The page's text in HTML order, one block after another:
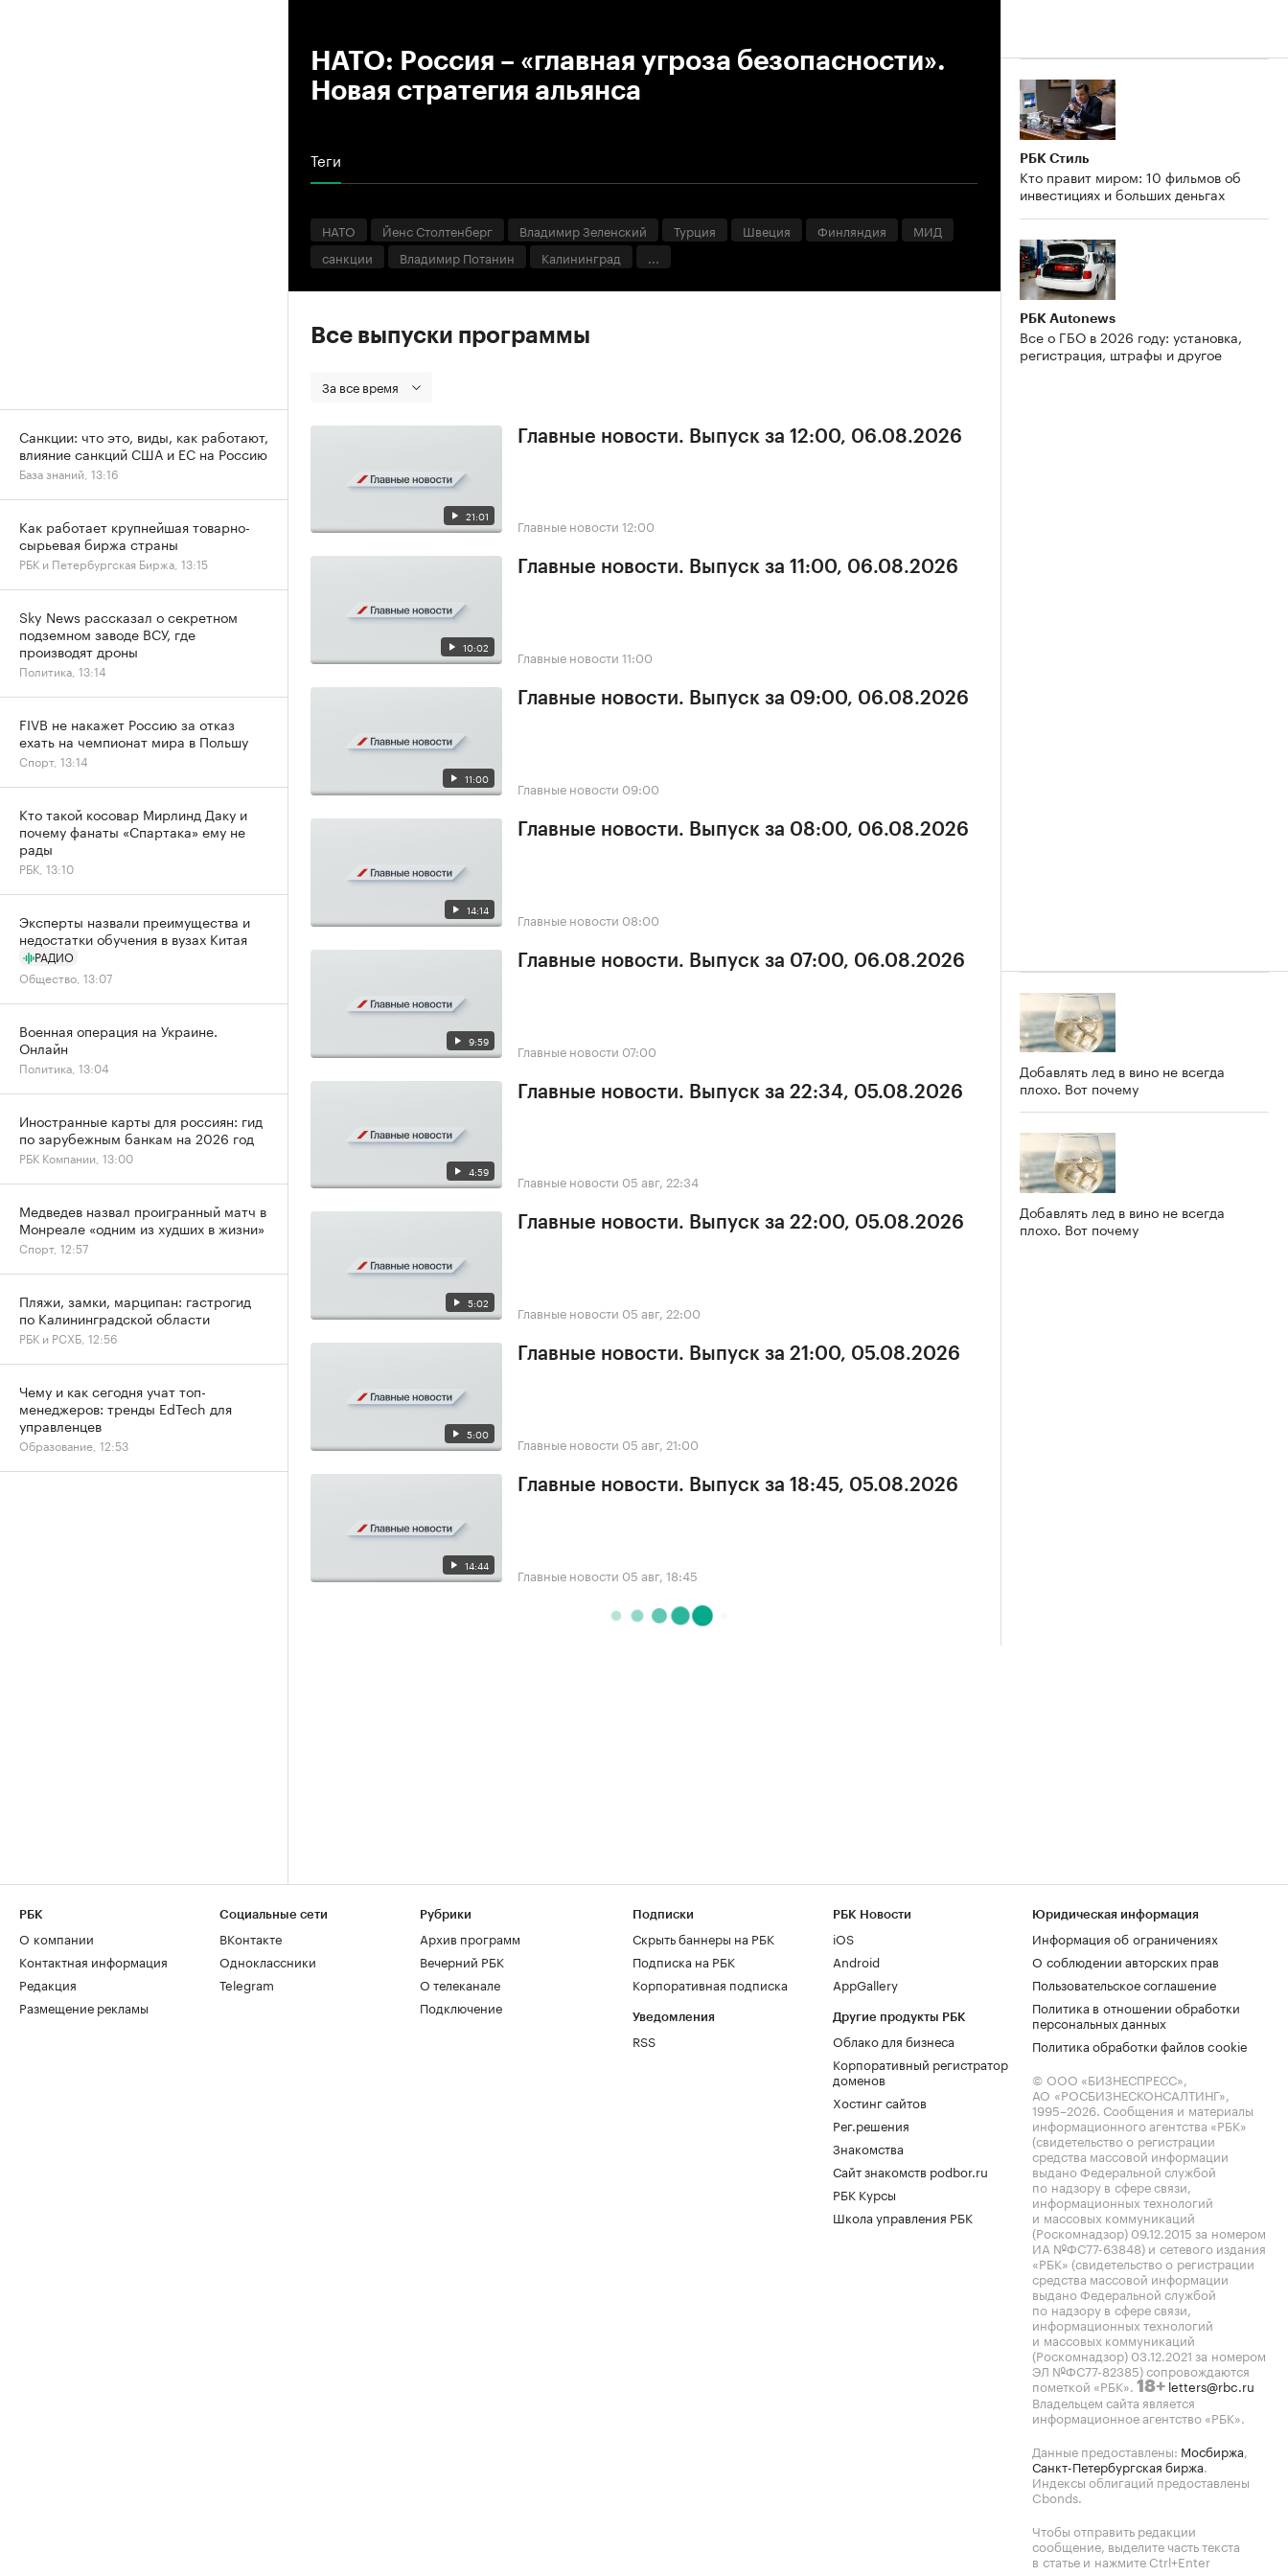
НАТО: Россия – «главная угроза безопасности».
Новая стратегия альянса
Теги
НАТО Йенс Столтенберг Владимир Зеленский Турция Швеция Финляндия
МИД
санкции
Владимир Потанин Калининград
Все выпуски программы
За все время
21:01
Главные новости. Выпуск за 12:00, 06.08.2026
Главные новости 12:00
10:02
Главные новости. Выпуск за 11:00, 06.08.2026
Главные новости 11:00
11:00
Главные новости. Выпуск за 09:00, 06.08.2026
Главные новости 09:00
14:14
Главные новости. Выпуск за 08:00, 06.08.2026
Главные новости 08:00
9:59
Главные новости. Выпуск за 07:00, 06.08.2026
Главные новости 07:00
4:59
Главные новости. Выпуск за 22:34, 05.08.2026
Главные новости 05 авг, 22:34
5:02
Главные новости. Выпуск за 22:00, 05.08.2026
Главные новости 05 авг, 22:00
5:00
Главные новости. Выпуск за 21:00, 05.08.2026
Главные новости 05 авг, 21:00
14:44
Главные новости. Выпуск за 18:45, 05.08.2026
Главные новости 05 авг, 18:45
РБК Стиль
Кто правит миром: 10 фильмов об
инвестициях и больших деньгах
РБК Autonews
Все о ГБО в 2026 году: установка,
регистрация, штрафы и другое
Добавлять лед в вино не всегда
плохо. Вот почему
Добавлять лед в вино не всегда
плохо. Вот почему
Санкции: что это, виды, как работают,
влияние санкций США и ЕС на Россию
База знаний, 13:16
Как работает крупнейшая товарно-
сырьевая биржа страны
РБК и Петербургская Биржа, 13:15
Sky News рассказал о секретном
подземном заводе ВСУ, где
производят дроны
Политика, 13:14
FIVB не накажет Россию за отказ
ехать на чемпионат мира в Польшу
Спорт, 13:14
Кто такой косовар Мирлинд Даку и
почему фанаты «Спартака» ему не
рады
РБК, 13:10
Эксперты назвали преимущества и
недостатки обучения в вузах Китая
РАДИО
Общество, 13:07
Военная операция на Украине.
Онлайн
Политика, 13:04
Иностранные карты для россиян: гид
по зарубежным банкам на 2026 год
РБК Компании, 13:00
Медведев назвал проигранный матч в
Монреале «одним из худших в жизни»
Спорт, 12:57
Пляжи, замки, марципан: гастрогид
по Калининградской области
РБК и РСХБ, 12:56
Чему и как сегодня учат топ-
менеджеров: тренды EdTech для
управленцев
Образование, 12:53
РБК
О компании
Контактная информация
Редакция
Размещение рекламы
Социальные сети
ВКонтакте
Одноклассники
Telegram
Рубрики
Архив программ
Вечерний РБК
О телеканале
Подключение
Подписки
Скрыть баннеры на РБК
Подписка на РБК
Корпоративная подписка
Уведомления
RSS
РБК Новости
iOS
Android
AppGallery
Другие продукты РБК
Облако для бизнеса
Корпоративный регистратор
доменов
Хостинг сайтов
Рег.решения
Знакомства
Сайт знакомств podbor.ru
РБК Курсы
Школа управления РБК
Юридическая информация
Информация об ограничениях
О соблюдении авторских прав
Пользовательское соглашение
Политика в отношении обработки
персональных данных
Политика обработки файлов cookie
© ООО «БИЗНЕСПРЕСС»,
АО «РОСБИЗНЕСКОНСАЛТИНГ»,
1995–2026. Сообщения и материалы
информационного агентства «РБК»
(свидетельство о регистрации
средства массовой информации
выдано Федеральной службой
по надзору в сфере связи,
информационных технологий
и массовых коммуникаций
(Роскомнадзор) 09.12.2015 за номером
ИА №ФС77-63848) и сетевого издания
«РБК» (свидетельство о регистрации
средства массовой информации
выдано Федеральной службой
по надзору в сфере связи,
информационных технологий
и массовых коммуникаций
(Роскомнадзор) 03.12.2021 за номером
ЭЛ №ФС77-82385) сопровождаются
пометкой «РБК». 18+ letters@rbc.ru
Владельцем сайта является
информационное агентство «РБК».
Данные предоставлены: Мосбиржа,
Санкт-Петербургская биржа.
Индексы облигаций предоставлены
Cbonds.
Чтобы отправить редакции
сообщение, выделите часть текста
в статье и нажмите Ctrl+Enter